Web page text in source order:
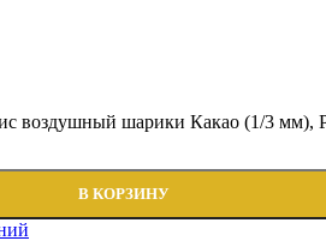
воздушный шарики Какао (1/3 мм),
В КОРЗИНУ